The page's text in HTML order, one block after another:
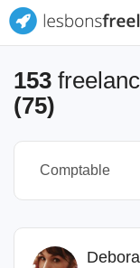
153
(75)